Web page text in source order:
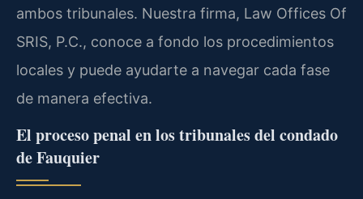
ambos tribunales. Nuestra firma, Law Offices Of
SRIS, P.C., conoce a fondo los procedimientos
locales y puede ayudarte a navegar cada fase
de manera efectiva.
El proceso penal en los tribunales del condado
de Fauquier